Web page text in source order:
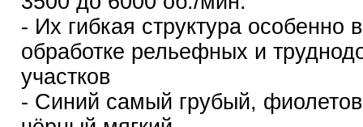
- Их гибкая структура особенно
обработке рельефных и
участков
- Синий самый грубый,